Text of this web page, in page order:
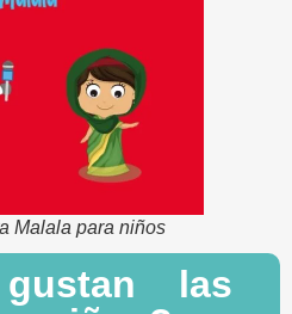
Malala para niños
las